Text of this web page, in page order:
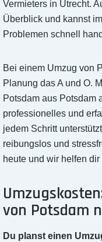
Vermieters in Utrecht.
Überblick und kannst
Problemen schnell
Bei einem Umzug von
Planung das A und O.
Potsdam aus Potsdam
professionelles und
jedem Schritt
reibungslos und
heute und wir helfen
von Potsdam
Du planst einen